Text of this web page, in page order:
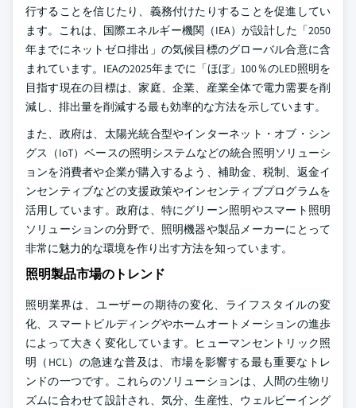
行することを信じたり、義務付けたりすることを促進してい
ます。これは、国際エネルギー機関（IEA）が設計した「2050
年までにネットゼロ排出」の気候目標のグローバル合意に含
まれています。IEAの2025年までに「ほぼ」100％のLED照明を
目指す現在の目標は、家庭、企業、産業全体で電力需要を削
減し、排出量を削減する最も効率的な方法を示しています。
また、政府は、太陽光統合型やインターネット・オブ・シン
グス（IoT）ベースの照明システムなどの統合照明ソリューシ
ョンを消費者や企業が購入するよう、補助金、税制、返金イ
ンセンティブなどの支援政策やインセンティブプログラムを
活用しています。政府は、特にグリーン照明やスマート照明
ソリューションの分野で、照明機器や製品メーカーにとって
非常に魅力的な環境を作り出す方法を知っています。
照明製品市場のトレンド
照明業界は、ユーザーの期待の変化、ライフスタイルの変
化、スマートビルディングやホームオートメーションの進歩
によって大きく変化しています。ヒューマンセントリック照
明（HCL）の急速な普及は、市場を影響する最も重要なトレ
ンドの一つです。これらのソリューションは、人間の生物リ
ズムに合わせて設計され、気分、生産性、ウェルビーイング